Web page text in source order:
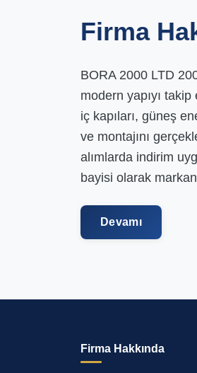
Firma
BORA 2000 LTD
modern yapıyı
iç kapıları, güneş
ve montajını
alımlarda indirim
bayisi olarak
Devamı
Firma Hakkında